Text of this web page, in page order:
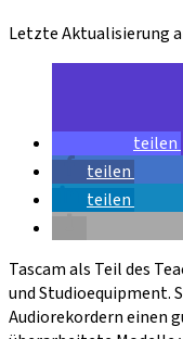
Letzte Aktualisierung
teilen
teilen
teilen
Tascam als Teil des
und Studioequipment.
Audiorekordern einen